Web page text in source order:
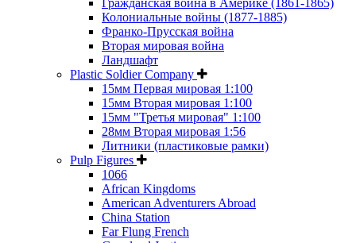
Гражданская война в Америке (1861-1865)
Колониальные войны (1877-1885)
Франко-Прусская война
Вторая мировая война
Ландшафт
Plastic Soldier Company
15мм Первая мировая 1:100
15мм Вторая мировая 1:100
15мм "Третья мировая" 1:100
28мм Вторая мировая 1:56
Литники (пластиковые рамки)
Pulp Figures
1066
African Kingdoms
American Adventurers Abroad
China Station
Far Flung French